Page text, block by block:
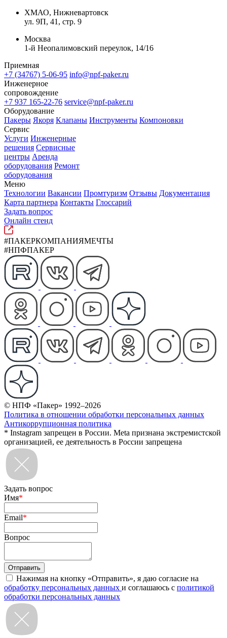
ХМАО, Нижневартовск
ул. 9П, 41, стр. 9
Москва
1-й Неопалимовский переулок, 14/16
Приемная
+7 (34767) 5-06-95 info@npf-paker.ru
Инженерное
сопровождение
+7 937 165-22-76 service@npf-paker.ru
Оборудование
Пакеры Якоря Клапаны Инструменты Компоновки
Сервис
Услуги Инженерные
решения Сервисные
центры Аренда
оборудования Ремонт
оборудования
Меню
Технологии Вакансии Промтуризм Отзывы Документация
Карта партнера Контакты Глоссарий
Задать вопрос
Онлайн стенд
#ПАКЕРКОМПАНИЯМЕЧТЫ
#НПФПАКЕР
© НПФ «Пакер» 1992–2026
Политика в отношении обработки персональных данных
Антикоррупционная политика
* Instagram запрещен в России. Meta признана экстремистской
организацией, ее деятельность в России запрещена
Задать вопрос
Имя*
Email*
Вопрос
Нажимая на кнопку «Отправить», я даю согласие на
обработку персональных данных и соглашаюсь с политикой
обработки персональных данных